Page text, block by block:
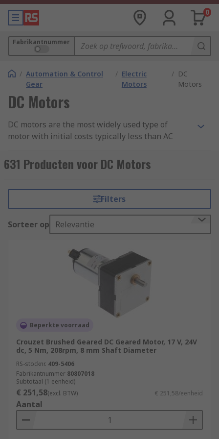
0
Fabrikantnummer
/ Automation & Control
Gear
/ Electric
Motors
/ DC
Motors
DC Motors
DC motors are the most widely used type of
motor with initial costs typically less than AC
used for a wide range of applications from small
tools and appliances, through to electric vehicles,
DC Motors speed can be controlled by varying the
supply voltage and are available in a wide range
of voltages, however the most popular type are
Easy installation
Speed control over a wide range
Quick Starting, Stopping, Reversing and
High Starting Torque
Types of DC Motors
There are two common types of DC motor,
brushless and brushed. In both brushless and
brushed motors, magnets drive the spinning
(rotary) motion of the motor shaft.
631 Producten voor DC Motors
Filters
Sorteer op Relevantie
Beperkte voorraad
Crouzet Brushed Geared DC Geared Motor, 17 V, 24V
dc, 5 Nm, 208rpm, 8 mm Shaft Diameter
RS-stocknr. 409-5406
Fabrikantnummer 80807018
Subtotaal (1 eenheid)
€ 251,58(excl. BTW) € 251,58/eenheid
Aantal